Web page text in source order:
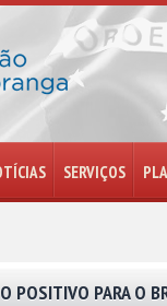
SERVIÇOS
POSITIVO PARA O